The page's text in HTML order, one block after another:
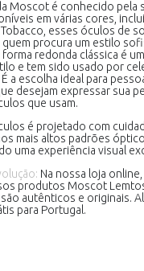
Moscot é conhecido pela
em várias cores,
esses óculos de
procura um estilo
forma redonda clássica é
e tem sido usado por
a escolha ideal para
desejam expressar sua
que usam.
é projetado com
mais altos padrões
uma experiência visual
Na nossa loja
produtos Moscot
autênticos e originais.
para Portugal.